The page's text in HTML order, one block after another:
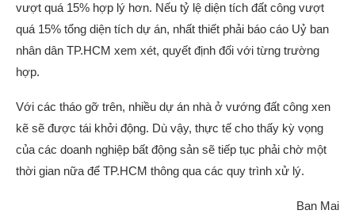
vượt quá 15% hợp lý hơn. Nếu tỷ lệ diện tích đất công vượt
quá 15% tổng diện tích dự án, nhất thiết phải báo cáo Uỷ ban
nhân dân TP.HCM xem xét, quyết định đối với từng trường
hợp.
Với các tháo gỡ trên, nhiều dự án nhà ở vướng đất công xen
kẽ sẽ được tái khởi động. Dù vậy, thực tế cho thấy kỳ vọng
của các doanh nghiệp bất động sản sẽ tiếp tục phải chờ một
thời gian nữa để TP.HCM thông qua các quy trình xử lý.
Ban Mai